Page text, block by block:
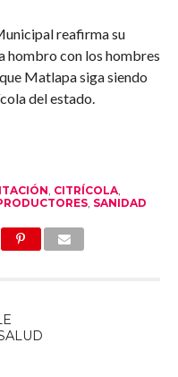
reafirma su
hombro con los hombres
Matlapa siga siendo
del estado.
, CITRÍCOLA,
, SANIDAD